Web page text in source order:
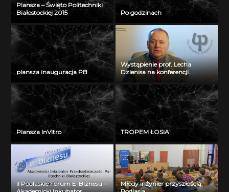
Plansza – Święto Politechniki
Białostockiej 2015
Po godzinach
plansza inauguracja PB
Wystąpienie prof. Lecha
Dzienisa na konferencji
„Integration, partnership and
innovations in civil engineering
and education”
Plansza InVitro TROPEM ŁOSIA
II Podlaskie Forum E-Biznesu –
Młody inżynier przyszłością